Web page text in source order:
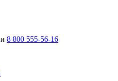
8 800 555-56-16